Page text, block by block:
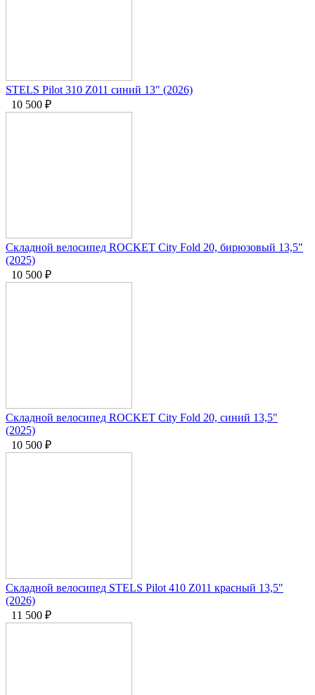
STELS Pilot 310 Z011 синий 13" (2026)
10 500 ₽
Складной велосипед ROCKET City Fold 20, бирюзовый 13,5"
(2025)
10 500 ₽
Складной велосипед ROCKET City Fold 20, синий 13,5"
(2025)
10 500 ₽
Складной велосипед STELS Pilot 410 Z011 красный 13,5"
(2026)
11 500 ₽